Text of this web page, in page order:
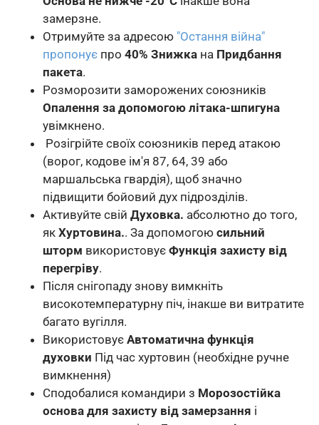
замерзне.
Отримуйте за адресою "Остання війна"
пропонує про 40% Знижка на Придбання
пакета.
Розморозити заморожених союзників
Опалення за допомогою літака-шпигуна
увімкнено.
Розігрійте своїх союзників перед атакою
(ворог, кодове ім'я 87, 64, 39 або
маршальська гвардія), щоб значно
підвищити бойовий дух підрозділів.
Активуйте свій Духовка. абсолютно до того,
як Хуртовина.. За допомогою сильний
шторм використовує Функція захисту від
перегріву.
Після снігопаду знову вимкніть
високотемпературну піч, інакше ви витратите
багато вугілля.
Використовує Автоматична функція
духовки Під час хуртовин (необхідне ручне
вимкнення)
Сподобалися командири з Морозостійка
основа для захисту від замерзання і